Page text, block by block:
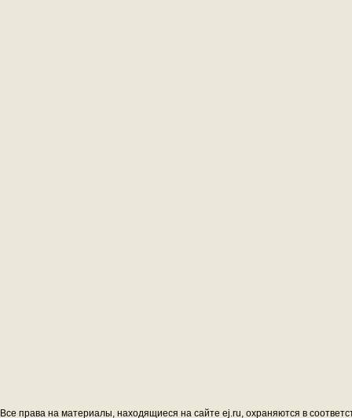
Все права на материалы, находящиеся на сайте ej.ru, охраняются в